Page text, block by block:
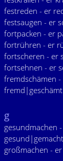
festreden - er
festsaugen - er
fortpacken - er
fortrühren - er
fortscheren - er
fortsehnen - er
fremdschämen
fremd|geschämt
g
gesundmachen
gesund|gemacht
großmachen -